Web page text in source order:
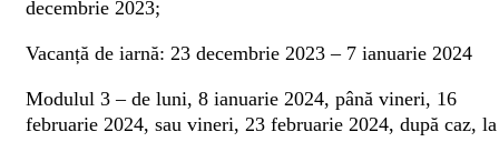
decembrie 2023;
Vacanță de iarnă: 23 decembrie 2023 – 7 ianuarie 2024
Modulul 3 – de luni, 8 ianuarie 2024, până vineri, 16
februarie 2024, sau vineri, 23 februarie 2024, după caz, la